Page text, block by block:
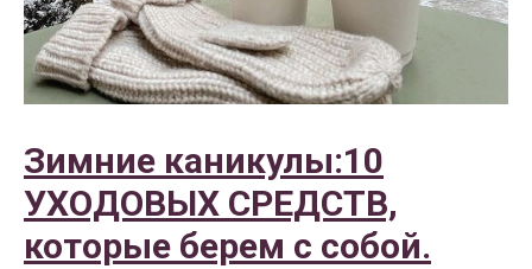
Зимние каникулы:10
УХОДОВЫХ СРЕДСТВ,
которые берем с собой.